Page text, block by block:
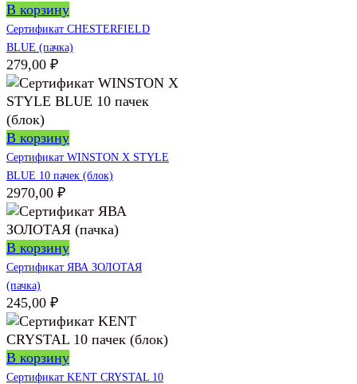
В корзину
Сертификат CHESTERFIELD
BLUE (пачка)
279,00 ₽
В корзину
Сертификат WINSTON X STYLE
BLUE 10 пачек (блок)
2970,00 ₽
В корзину
Сертификат ЯВА ЗОЛОТАЯ
(пачка)
245,00 ₽
В корзину
Сертификат KENT CRYSTAL 10